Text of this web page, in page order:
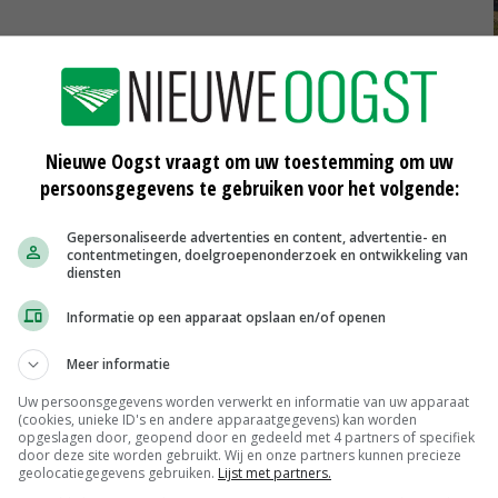
'clipping & showmanship'. De Spanjaard heeft al van
al 35 jaar in de fokkerijwereld, onder meer als
nationale en internationale shows in Europa,
Italië, Nederland, Frankrijk en Zwitserland. Hij
heeft mogen voorbereiden en showen in de
bij de Young Breeders, werkt voor Holstein UK.
en betrokken bij de jonge fokkersschool in het
in contact met fokkers overal ter wereld. Die
zijn werk. 'Jonge mensen kunnen meedraaien in een
een show wil iedereen winnen, maar het gaat vooral
je blik en daardoor word je steeds beter', stelt hij.
Nieuwe Oogst vraagt om uw toestemming om uw
persoonsgegevens te gebruiken voor het volgende:
Gepersonaliseerde advertenties en content, advertentie- en
contentmetingen, doelgroepenonderzoek en ontwikkeling van
diensten
Informatie op een apparaat opslaan en/of openen
Meer informatie
Uw persoonsgegevens worden verwerkt en informatie van uw apparaat
(cookies, unieke ID's en andere apparaatgegevens) kan worden
opgeslagen door, geopend door en gedeeld met 4 partners of specifiek
door deze site worden gebruikt. Wij en onze partners kunnen precieze
geolocatiegegevens gebruiken. Lijst met partners.